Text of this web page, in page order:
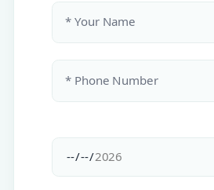
Your Name *
Phone Number *